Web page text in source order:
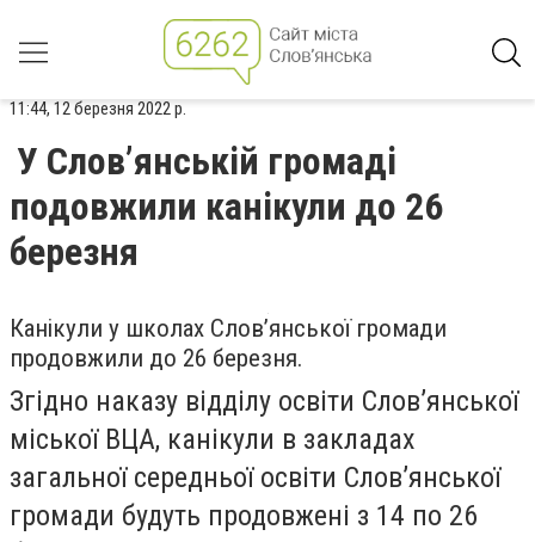
11:44, 12 березня 2022 р.
У Слов’янській громаді
подовжили канікули до 26
березня
Канікули у школах Слов’янської громади
продовжили до 26 березня.
Згідно наказу відділу освіти Слов’янської
міської ВЦА, канікули в закладах
загальної середньої освіти Слов’янської
громади будуть продовжені з 14 по 26